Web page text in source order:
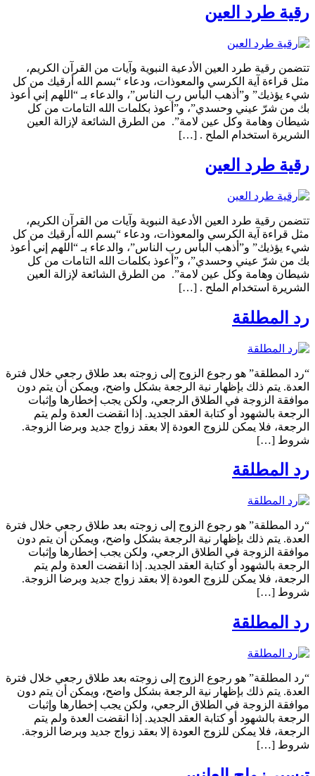
رقية طرد العين
تتضمن رقية طرد العين الأدعية النبوية وآيات من القرآن الكريم،
مثل قراءة آية الكرسي والمعوذات، ودعاء “بسم الله أرقيك من كل
شيء يؤذيك” و”أذهب البأس رب الناس”، والدعاء بـ “اللهم إني أعوذ
بك من شرّ عيني وحسدي”، و”أعوذ بكلمات الله التامات من كل
شيطان وهامة وكل عين لامة”. من الطرق الشائعة لإزالة العين
الشريرة استخدام الملح . […]
رقية طرد العين
تتضمن رقية طرد العين الأدعية النبوية وآيات من القرآن الكريم،
مثل قراءة آية الكرسي والمعوذات، ودعاء “بسم الله أرقيك من كل
شيء يؤذيك” و”أذهب البأس رب الناس”، والدعاء بـ “اللهم إني أعوذ
بك من شرّ عيني وحسدي”، و”أعوذ بكلمات الله التامات من كل
شيطان وهامة وكل عين لامة”. من الطرق الشائعة لإزالة العين
الشريرة استخدام الملح . […]
رد المطلقة
“رد المطلقة” هو رجوع الزوج إلى زوجته بعد طلاق رجعي خلال فترة
العدة. يتم ذلك بإظهار نية الرجعة بشكل واضح، ويمكن أن يتم دون
موافقة الزوجة في الطلاق الرجعي، ولكن يجب إخطارها وإثبات
الرجعة بالشهود أو كتابة العقد الجديد. إذا انقضت العدة ولم يتم
الرجعة، فلا يمكن للزوج العودة إلا بعقد زواج جديد وبرضا الزوجة.
شروط […]
رد المطلقة
“رد المطلقة” هو رجوع الزوج إلى زوجته بعد طلاق رجعي خلال فترة
العدة. يتم ذلك بإظهار نية الرجعة بشكل واضح، ويمكن أن يتم دون
موافقة الزوجة في الطلاق الرجعي، ولكن يجب إخطارها وإثبات
الرجعة بالشهود أو كتابة العقد الجديد. إذا انقضت العدة ولم يتم
الرجعة، فلا يمكن للزوج العودة إلا بعقد زواج جديد وبرضا الزوجة.
شروط […]
رد المطلقة
“رد المطلقة” هو رجوع الزوج إلى زوجته بعد طلاق رجعي خلال فترة
العدة. يتم ذلك بإظهار نية الرجعة بشكل واضح، ويمكن أن يتم دون
موافقة الزوجة في الطلاق الرجعي، ولكن يجب إخطارها وإثبات
الرجعة بالشهود أو كتابة العقد الجديد. إذا انقضت العدة ولم يتم
الرجعة، فلا يمكن للزوج العودة إلا بعقد زواج جديد وبرضا الزوجة.
شروط […]